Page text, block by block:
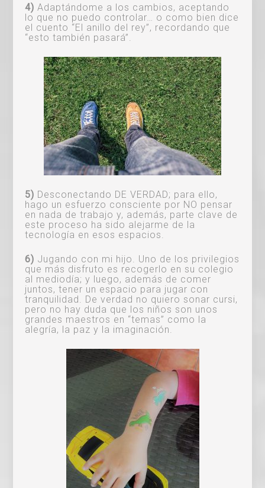
4) Adaptándome a los cambios, aceptando
lo que no puedo controlar… o como bien dice
el cuento “El anillo del rey”, recordando que
“esto también pasará”.
5) Desconectando DE VERDAD; para ello,
hago un esfuerzo consciente por NO pensar
en nada de trabajo y, además, parte clave de
este proceso ha sido alejarme de la
tecnología en esos espacios.
6) Jugando con mi hijo. Uno de los privilegios
que más disfruto es recogerlo en su colegio
al mediodía; y luego, además de comer
juntos, tener un espacio para jugar con
tranquilidad. De verdad no quiero sonar cursi,
pero no hay duda que los niños son unos
grandes maestros en “temas” como la
alegría, la paz y la imaginación.